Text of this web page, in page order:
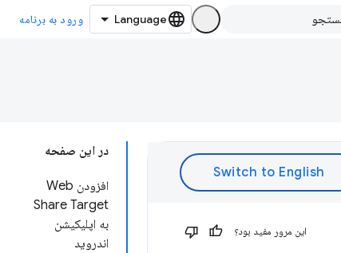
ورود به برنامه
در این صفحه
افزودن Web
Share Target
به اپلیکیشن
اندروید
این مرور مفید بود؟